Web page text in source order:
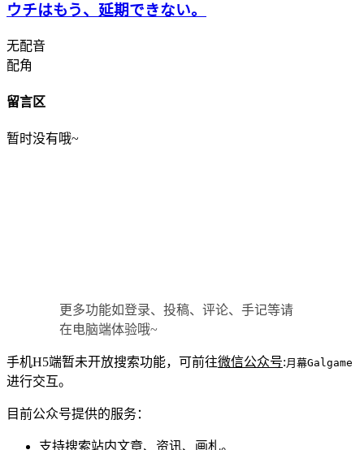
ウチはもう、延期できない。
无配音
配角
留言区
暂时没有哦~
更多功能如登录、投稿、评论、手记等请
在电脑端体验哦~
手机H5端暂未开放搜索功能，可前往微信公众号: 月幕Galgame
进行交互。
目前公众号提供的服务：
支持搜索站内文章、资讯、画札。